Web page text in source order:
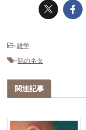
-雑学
-話のネタ
関連記事